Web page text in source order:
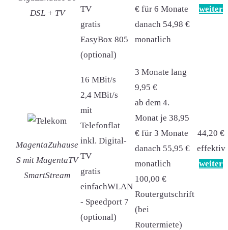
DSL + TV
TV
gratis
EasyBox 805
(optional)
€ für 6 Monate
danach 54,98 €
monatlich
weiter
MagentaZuhause
S mit MagentaTV
SmartStream
16 MBit/s
2,4 MBit/s
mit
Telefonflat
inkl. Digital-
TV
gratis
einfachWLAN
- Speedport 7
(optional)
3 Monate lang
9,95 €
ab dem 4.
Monat je 38,95
€ für 3 Monate
danach 55,95 €
monatlich
100,00 €
Routergutschrift
(bei
Routermiete)
44,20 €
effektiv
weiter